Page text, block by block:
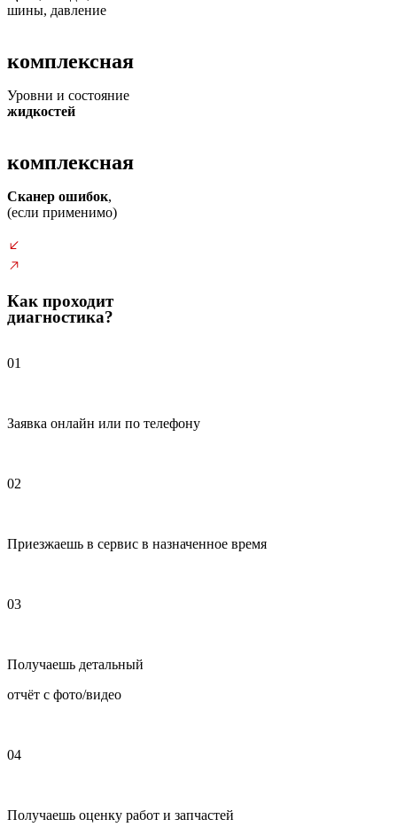
шины, давление
комплексная
Уровни и состояние
жидкостей
комплексная
Сканер ошибок,
(если применимо)
Как проходит
диагностика?
01
Заявка онлайн или по телефону
02
Приезжаешь в сервис в назначенное время
03
Получаешь детальный
отчёт с фото/видео
04
Получаешь оценку работ и запчастей